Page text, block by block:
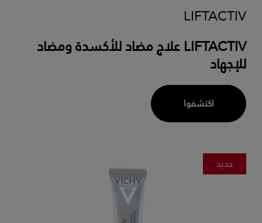
LIFTACTIV
LIFTACTIV علاج مضاد للأكسدة ومضاد
للإجهاد
اكتشفوا
جديد